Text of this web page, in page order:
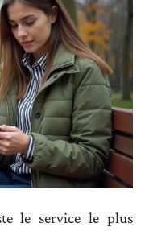
le service le plus